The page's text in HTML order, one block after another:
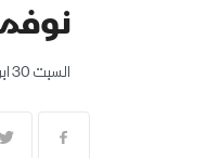
نوفمبر
السبت 30 ابريل 2022, 09:17 ص